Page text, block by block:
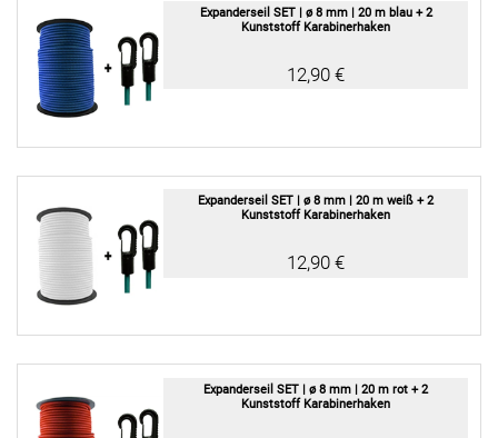
Expanderseil SET | ø 8 mm | 20 m blau + 2
Kunststoff Karabinerhaken
12,90 €
Expanderseil SET | ø 8 mm | 20 m weiß + 2
Kunststoff Karabinerhaken
12,90 €
Expanderseil SET | ø 8 mm | 20 m rot + 2
Kunststoff Karabinerhaken